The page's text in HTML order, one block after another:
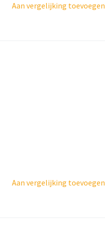
Aan vergelijking toevoegen
Aan vergelijking toevoegen